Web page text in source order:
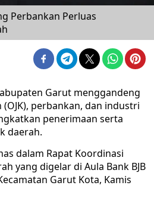
Perbankan Perluas
Garut menggandeng
(OJK), perbankan, dan industri
penerimaan serta
daerah.
dalam Rapat Koordinasi
yang digelar di Aula Bank BJB
Garut Kota, Kamis